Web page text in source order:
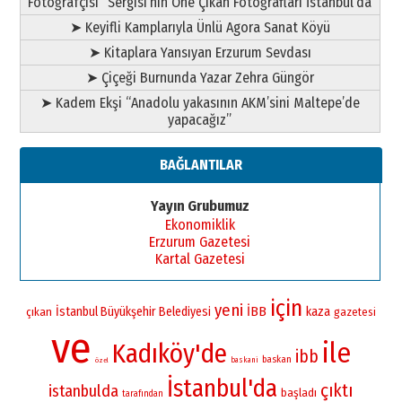
➤ Keyifli Kamplarıyla Ünlü Agora Sanat Köyü
➤ Kitaplara Yansıyan Erzurum Sevdası
➤ Çiçeği Burnunda Yazar Zehra Güngör
➤ Kadem Ekşi “Anadolu yakasının AKM’sini Maltepe’de
yapacağız”
BAĞLANTILAR
Yayın Grubumuz
Ekonomiklik
Erzurum Gazetesi
Kartal Gazetesi
çıkan İstanbul Büyükşehir Belediyesi yeni İBB için kaza gazetesi
ve özel Kadıköy'de baskani baskan ibb ile
istanbulda tarafından İstanbul'da başladı çıktı